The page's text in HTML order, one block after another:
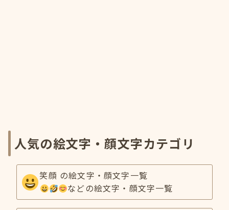
人気の絵文字・顔文字カテゴリ
笑顔 の絵文字・顔文字一覧
などの絵文字・顔文字一覧